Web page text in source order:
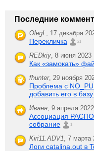
Последние
OlegL, 17 декабря
Перекличка 21
REDkiy, 8 июня 2023
Как «замокать»
fhunter, 29 ноября
Проблема с
добавить его в
Иванн, 9 апреля
Ассоциация РАСПО
собрание
1
Kiri11.ADV1, 7 марта
Логи catalina.out в